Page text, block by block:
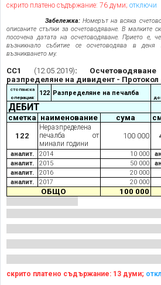
скрито платено съдържание: 76 думи; отключи
Забележка: Номерът на всяка
описаните стъпки за осчетоводяване. В малките
посочена датата на осчетоводяване. Прието е,
възникнало събитие се осчетоводява в деня
възникването му.
СС1 (12.05.2019):
разпределяне на дивидент -
стопанска
операция:
122 Разпределяне на печалба
ДЕБИТ
сметка наименование сума
122
Неразпределена
печалба от
минали години
100 000
аналит. 2014 10 000
аналит.
2015 50 000
аналит.
2016
20 000
аналит.
2017 20 000
ОБЩО 100 000
скрито платено съдържание: 13 думи;